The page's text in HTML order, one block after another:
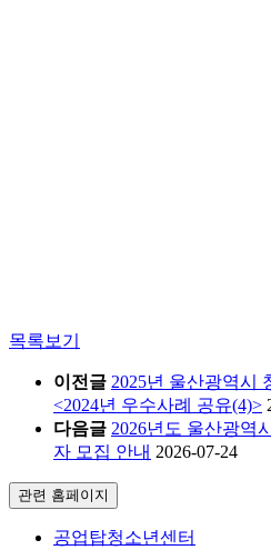
목록보기
이전글 2025년 울산광역시
<2024년 우수사례 공유(4)>
다음글 2026년도 울산광역
자 모집 안내 2026-07-24
관련 홈페이지
공업탑청소년센터